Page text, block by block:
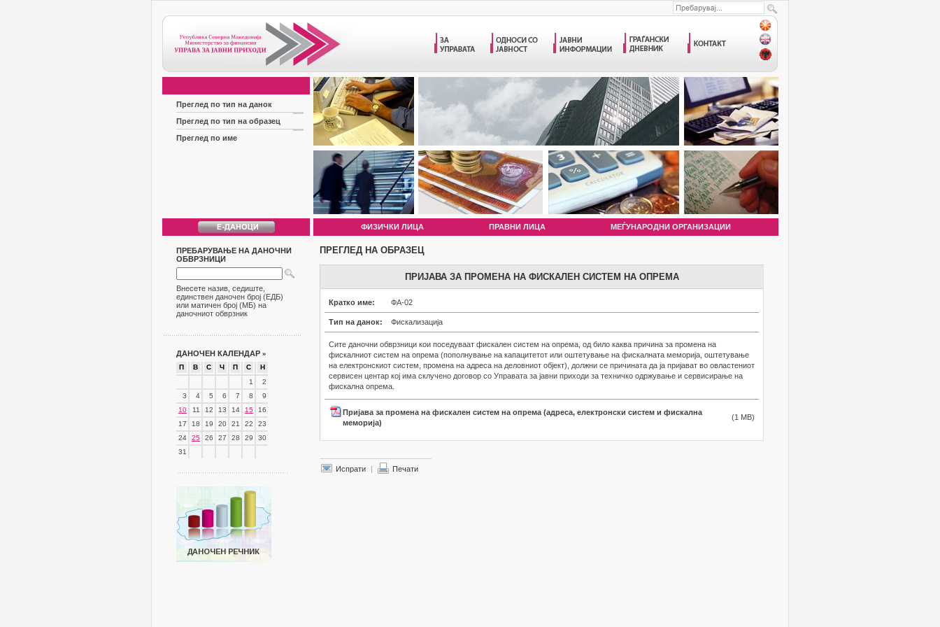
Преглед по тип на данок
Преглед по тип на образец
Преглед по име
ФИЗИЧКИ ЛИЦА ПРАВНИ ЛИЦА МЕЃУНАРОДНИ ОРГАНИЗАЦИИ
ПРЕБАРУВАЊЕ НА ДАНОЧНИ
ОБВРЗНИЦИ
Внесете назив, седиште,
единствен даночен број (ЕДБ)
или матичен број (МБ) на
даночниот обврзник
ДАНОЧЕН КАЛЕНДАР »
П В С Ч П С
Н
1
2
3
4 5 6 7 8
9
10
11 12 13 14 15
16
17
18 19 20 21 22
23
24
25 26 27 28 29
30
31
ПРЕГЛЕД НА ОБРАЗЕЦ
ПРИЈАВА ЗА ПРОМЕНА НА ФИСКАЛЕН СИСТЕМ НА ОПРЕМА
Кратко име: ФА-02
Тип на данок: Фискализација
Сите даночни обврзници кои поседуваат фискален систем на опрема, од било каква причина за промена на
фискалниот систем на опрема (пополнување на капацитетот или оштетување на фискалната меморија, оштетување
на електронскиот систем, промена на адреса на деловниот објект), должни се причината да ја пријават во овластениот
сервисен центар кој има склучено договор со Управата за јавни приходи за техничко одржување и сервисирање на
фискална опрема.
Пријава за промена на фискален систем на опрема (адреса, електронски систем и фискална
меморија)
(1 MB)
Испрати | Печати